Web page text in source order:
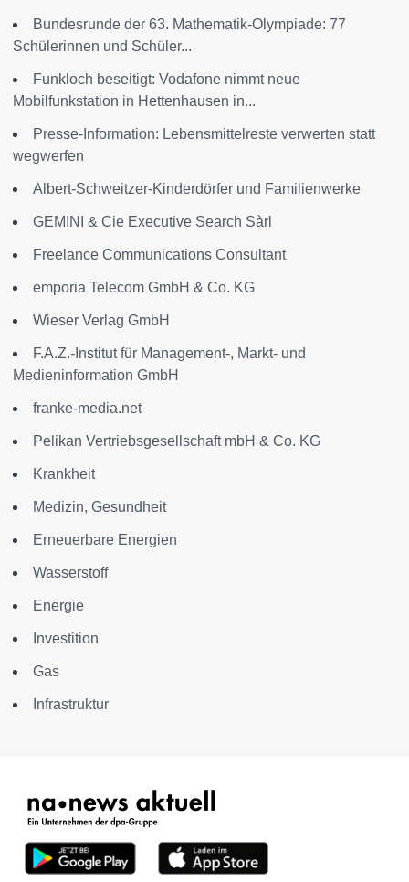
Bundesrunde der 63. Mathematik-Olympiade: 77
Schülerinnen und Schüler...
Funkloch beseitigt: Vodafone nimmt neue
Mobilfunkstation in Hettenhausen in...
Presse-Information: Lebensmittelreste verwerten statt
wegwerfen
Albert-Schweitzer-Kinderdörfer und Familienwerke
GEMINI & Cie Executive Search Sàrl
Freelance Communications Consultant
emporia Telecom GmbH & Co. KG
Wieser Verlag GmbH
F.A.Z.-Institut für Management-, Markt- und
Medieninformation GmbH
franke-media.net
Pelikan Vertriebsgesellschaft mbH & Co. KG
Krankheit
Medizin, Gesundheit
Erneuerbare Energien
Wasserstoff
Energie
Investition
Gas
Infrastruktur